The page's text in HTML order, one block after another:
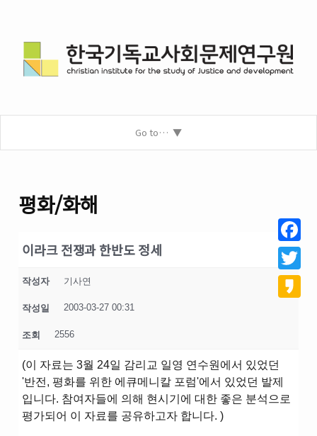
Go to…
평화/화해
이라크 전쟁과 한반도 정세
작성자 기사연
작성일 2003-03-27 00:31
조회 2556
(이 자료는 3월 24일 감리교 일영 연수원에서 있었던
'반전, 평화를 위한 에큐메니칼 포럼'에서 있었던 발제
입니다. 참여자들에 의해 현시기에 대한 좋은 분석으로
평가되어 이 자료를 공유하고자 합니다. )
Twitter